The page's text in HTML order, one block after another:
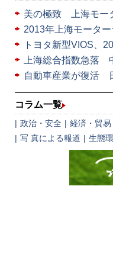
美の極致 上海モー
2013年上海モータ
トヨタ新型VIOS、
上海総合指数急落
自動車産業が復活
コラム一覧
| 政治・安全 | 経済・貿易
| 写 真による報道 | 生態